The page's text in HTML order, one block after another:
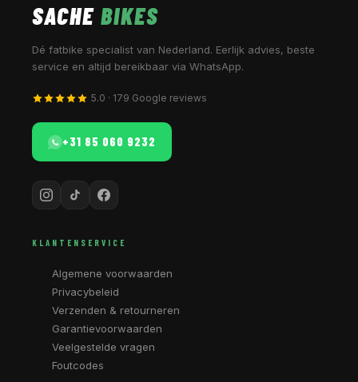
SACHE BIKES
Dé fatbike specialist van Nederland. Eerlijk advies, beste
service en altijd bereikbaar via WhatsApp.
5.0 · 179 Google reviews
+31 85 060 9232
KLANTENSERVICE
Algemene voorwaarden
Privacybeleid
Verzenden & retourneren
Garantievoorwaarden
Veelgestelde vragen
Foutcodes